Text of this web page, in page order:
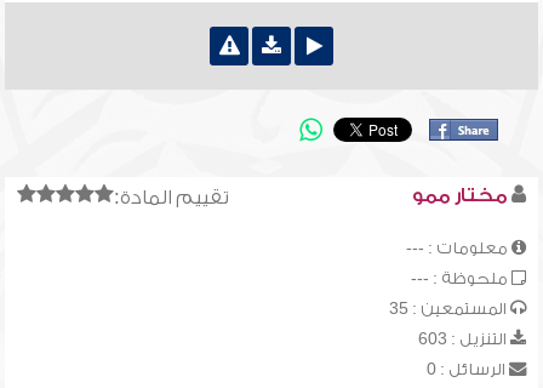
تقييم المادة: مختار ممو
معلومات : ---
ملحوظة : ---
المستمعين : 35
التنزيل : 603
الرسائل : 0